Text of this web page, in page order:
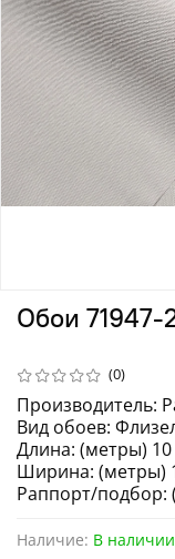
(0)
Наличие: В наличии
Обои
Производитель:
Вид обоев:
Длина: (метры) 10
Ширина: (метры)
Раппорт/подбор: